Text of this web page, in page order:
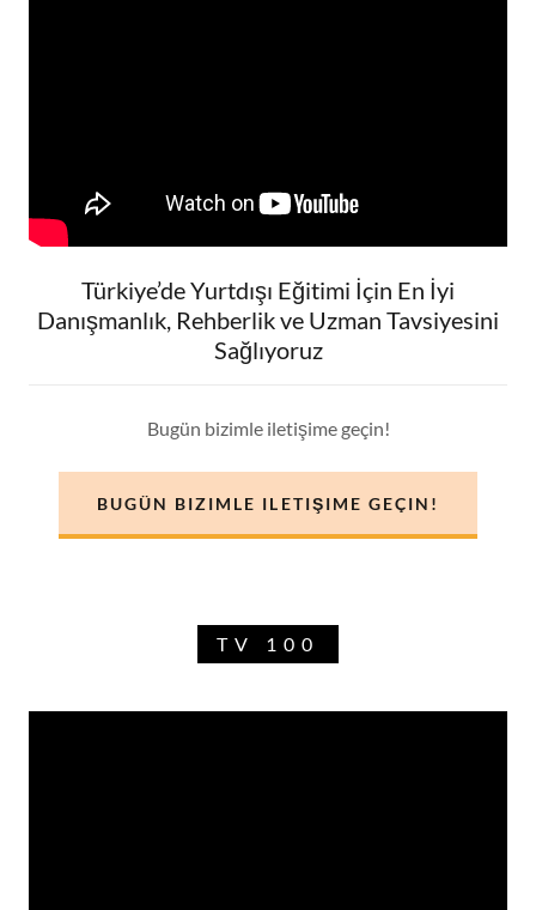
Türkiye’de Yurtdışı Eğitimi İçin En İyi
Danışmanlık, Rehberlik ve Uzman Tavsiyesini
Sağlıyoruz
Bugün bizimle iletişime geçin!
BUGÜN BIZIMLE ILETIŞIME GEÇIN!
TV 100